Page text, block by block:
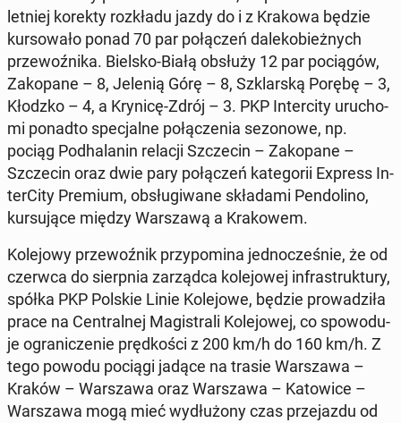
letniej korekty roz­kła­du jazdy do i z Krakowa będzie
kur­so­wa­ło ponad 70 par po­łą­czeń da­le­ko­bież­nych
prze­woź­ni­ka. Bielsko-Białą obsłuży 12 par po­cią­gów,
Za­ko­pa­ne – 8, Jelenią Górę – 8, Szklar­ską Porębę – 3,
Kłodzko – 4, a Krynicę-Zdrój – 3. PKP In­ter­ci­ty uru­cho­
mi ponadto spe­cjal­ne po­łą­cze­nia se­zo­no­we, np.
pociąg Pod­ha­la­nin relacji Szcze­cin – Za­ko­pa­ne –
Szcze­cin oraz dwie pary po­łą­czeń ka­te­go­rii Express In­
ter­Ci­ty Premium, ob­słu­gi­wa­ne skła­da­mi Pen­do­li­no,
kur­su­ją­ce między War­sza­wą a Kra­ko­wem.
Ko­le­jo­wy prze­woź­nik przy­po­mi­na jed­no­cze­śnie, że od
czerwca do sierp­nia za­rząd­ca ko­le­jo­wej in­fra­struk­tu­ry,
spółka PKP Polskie Linie Ko­le­jo­we, będzie pro­wa­dzi­ła
prace na Cen­tral­nej Ma­gi­stra­li Ko­le­jo­wej, co spo­wo­du­
je ogra­ni­cze­nie pręd­ko­ści z 200 km/h do 160 km/h. Z
tego powodu pociągi jadące na trasie War­sza­wa –
Kraków – War­sza­wa oraz War­sza­wa – Ka­to­wi­ce –
War­sza­wa mogą mieć wy­dłu­żo­ny czas prze­jaz­du od